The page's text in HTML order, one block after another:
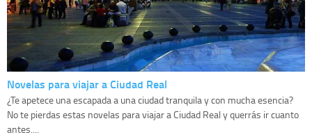
Novelas para viajar a Ciudad Real
¿Te apetece una escapada a una ciudad tranquila y con mucha esencia?
No te pierdas estas novelas para viajar a Ciudad Real y querrás ir cuanto
antes....